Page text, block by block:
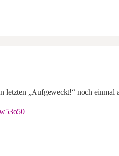
letzten „Aufgeweckt!“ noch einmal